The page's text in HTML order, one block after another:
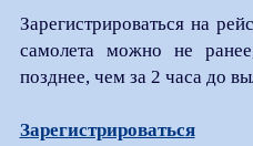
Зарегистрироваться на
самолета можно не
позднее, чем за 2 часа до
Зарегистрироваться